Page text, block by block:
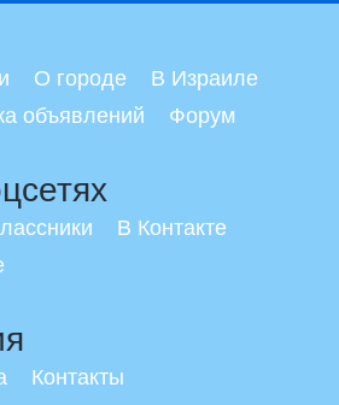
О городе
В Израиле
объявлений Форум
В Контакте
Контакты